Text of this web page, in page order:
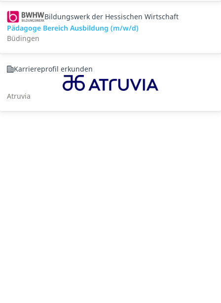
Bildungswerk der Hessischen Wirtschaft
Pädagoge Bereich Ausbildung (m/w/d)
Büdingen
Karriereprofil erkunden
Atruvia